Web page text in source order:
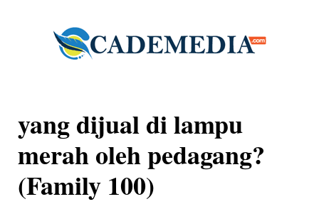
yang dijual di lampu
merah oleh pedagang?
(Family 100)